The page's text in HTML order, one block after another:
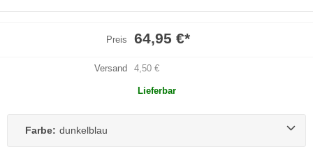
Preis 64,95 €*
Versand 4,50 €
Lieferbar
Farbe: dunkelblau